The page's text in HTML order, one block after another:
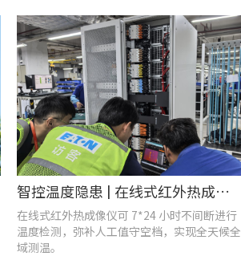
智控温度隐患 | 在线式红外热成像仪在UPS电源柜老化监测中的应用
在线式红外热成像仪可 7*24 小时不间断进行
温度检测，弥补人工值守空档，实现全天候全
域测温。